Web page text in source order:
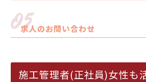
05
求人のお問い合わせ
施工管理者(正社員)女性も